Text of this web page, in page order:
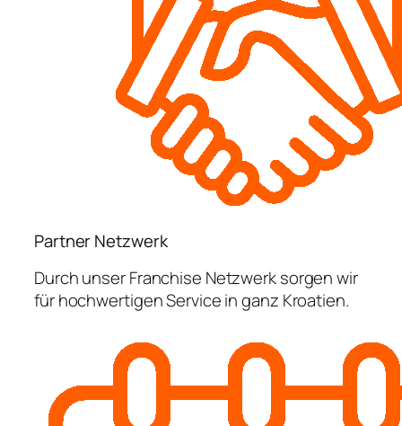
Partner Netzwerk
Durch unser Franchise Netzwerk sorgen wir
für hochwertigen Service in ganz Kroatien.